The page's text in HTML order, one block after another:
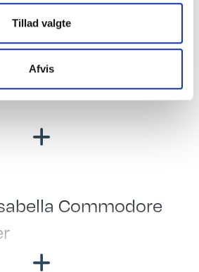
Tillad valgte
Afvis
Commodore
stænger